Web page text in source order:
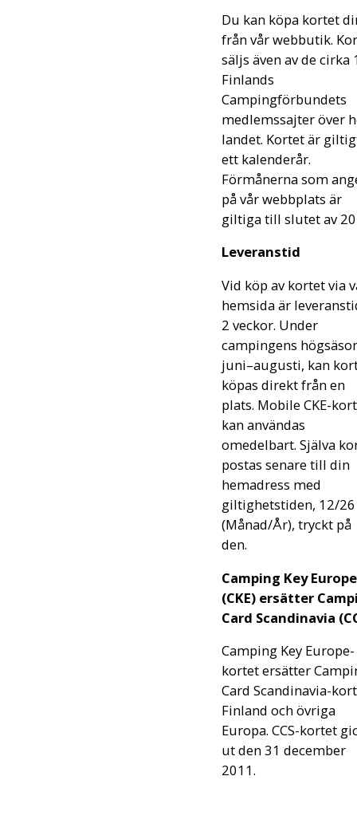
Du kan köpa kortet
från vår webbutik.
säljs även av de cirka
Finlands
Campingförbundets
medlemssajter över
landet. Kortet är
ett kalenderår.
Förmånerna som
på vår webbplats är
giltiga till slutet av
Leveranstid
Vid köp av kortet via
hemsida är
2 veckor. Under
campingens
juni–augusti, kan
köpas direkt från en
plats. Mobile CKE-
kan användas
omedelbart. Själva
postas senare till din
hemadress med
giltighetstiden, 12/26
(Månad/År), tryckt på
den.
Camping Key Europe
(CKE) ersätter
Card Scandinavia
Camping Key Europe-
kortet ersätter
Card Scandinavia-
Finland och övriga
Europa. CCS-kortet
ut den 31 december
2011.